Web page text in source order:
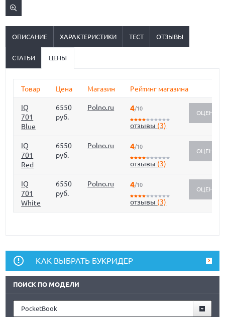
ОПИСАНИЕ ХАРАКТЕРИСТИКИ ТЕСТ ОТЗЫВЫ
СТАТЬИ ЦЕНЫ
Товар Цена Магазин Рейтинг магазина
IQ
701
Blue
6550
руб.
Polno.ru 4/10
отзывы (3)
ОЦЕНИТЬ
IQ
701
Red
6550
руб.
Polno.ru 4/10
отзывы (3)
ОЦЕНИТЬ
IQ
701
White
6550
руб.
Polno.ru 4/10
отзывы (3)
ОЦЕНИТЬ
КАК ВЫБРАТЬ БУКРИДЕР
ПОИСК ПО МОДЕЛИ
PocketBook